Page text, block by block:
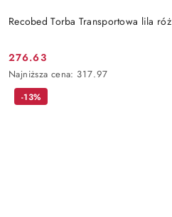
Recobed Torba Transportowa lila róż
Cena
promocyjna:
276.63
Najniższa
cena
Najniższa cena: 317.97
-13%